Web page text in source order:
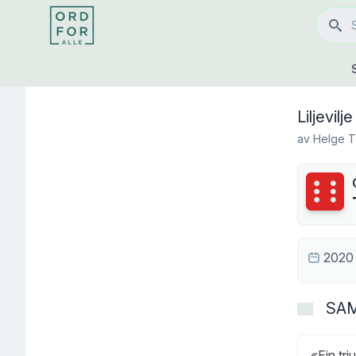
Liljevilje
av Helge
2020